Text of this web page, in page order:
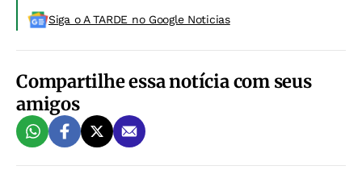
Siga o A TARDE no Google Noticias
Compartilhe essa notícia com seus
amigos